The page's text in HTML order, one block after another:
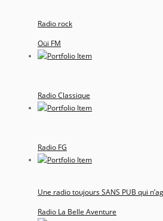
Radio rock
Oüi FM
Radio Classique
Radio FG
Une radio toujours SANS PUB qui
Radio La Belle Aventure